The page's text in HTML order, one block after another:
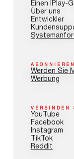
Einen IPlay-
Über uns
Entwickler
Werden Sie
Werbung
VERBINDEN
YouTube
Facebook
Instagram
TikTok
Reddit